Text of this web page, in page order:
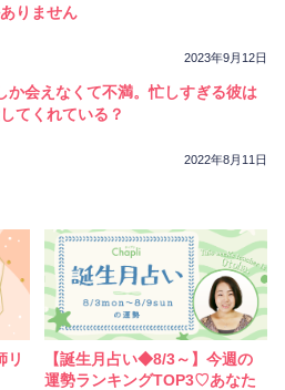
りません
2023年9月12日
か会えなくて不満。忙しすぎる彼は
てくれている？
2022年8月11日
リ
【誕生月占い◆8/3～】今週の
運勢ランキングTOP3♡あなた